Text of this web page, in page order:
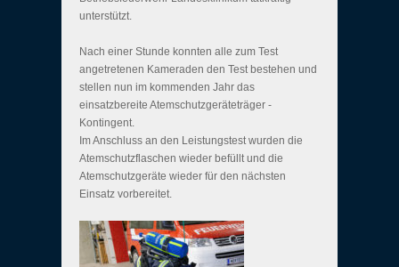
unterstützt.
Nach einer Stunde konnten alle zum Test
angetretenen Kameraden den Test bestehen und
stellen nun im kommenden Jahr das
einsatzbereite Atemschutzgeräteträger -
Kontingent.
Im Anschluss an den Leistungstest wurden die
Atemschutzflaschen wieder befüllt und die
Atemschutzgeräte wieder für den nächsten
Einsatz vorbereitet.